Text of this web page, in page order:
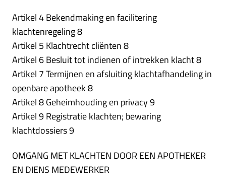
Artikel 4 Bekendmaking en facilitering
klachtenregeling 8
Artikel 5 Klachtrecht cliënten 8
Artikel 6 Besluit tot indienen of intrekken klacht 8
Artikel 7 Termijnen en afsluiting klachtafhandeling in
openbare apotheek 8
Artikel 8 Geheimhouding en privacy 9
Artikel 9 Registratie klachten; bewaring
klachtdossiers 9
OMGANG MET KLACHTEN DOOR EEN APOTHEKER
EN DIENS MEDEWERKER